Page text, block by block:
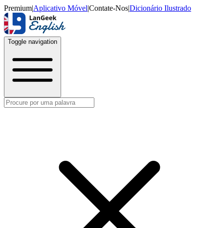
Premium|Aplicativo Móvel|Contate-Nos|Dicionário Ilustrado
Toggle navigation